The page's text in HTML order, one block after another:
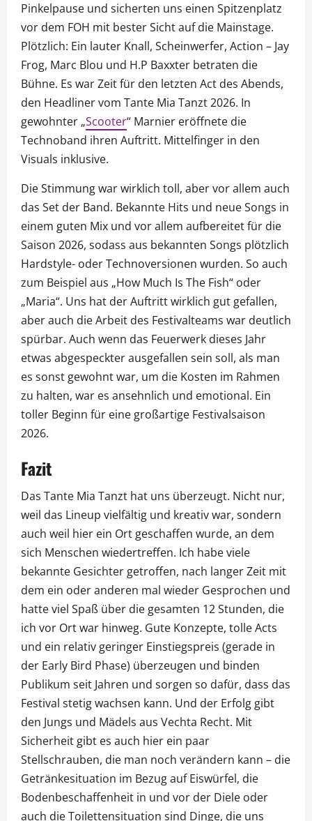
Pinkelpause und sicherten uns einen Spitzenplatz
vor dem FOH mit bester Sicht auf die Mainstage.
Plötzlich: Ein lauter Knall, Scheinwerfer, Action – Jay
Frog, Marc Blou und H.P Baxxter betraten die
Bühne. Es war Zeit für den letzten Act des Abends,
den Headliner vom Tante Mia Tanzt 2026. In
gewohnter „Scooter“ Marnier eröffnete die
Technoband ihren Auftritt. Mittelfinger in den
Visuals inklusive.
Die Stimmung war wirklich toll, aber vor allem auch
das Set der Band. Bekannte Hits und neue Songs in
einem guten Mix und vor allem aufbereitet für die
Saison 2026, sodass aus bekannten Songs plötzlich
Hardstyle- oder Technoversionen wurden. So auch
zum Beispiel aus „How Much Is The Fish“ oder
„Maria“. Uns hat der Auftritt wirklich gut gefallen,
aber auch die Arbeit des Festivalteams war deutlich
spürbar. Auch wenn das Feuerwerk dieses Jahr
etwas abgespeckter ausgefallen sein soll, als man
es sonst gewohnt war, um die Kosten im Rahmen
zu halten, war es ansehnlich und emotional. Ein
toller Beginn für eine großartige Festivalsaison
2026.
Fazit
Das Tante Mia Tanzt hat uns überzeugt. Nicht nur,
weil das Lineup vielfältig und kreativ war, sondern
auch weil hier ein Ort geschaffen wurde, an dem
sich Menschen wiedertreffen. Ich habe viele
bekannte Gesichter getroffen, nach langer Zeit mit
dem ein oder anderen mal wieder Gesprochen und
hatte viel Spaß über die gesamten 12 Stunden, die
ich vor Ort war hinweg. Gute Konzepte, tolle Acts
und ein relativ geringer Einstiegspreis (gerade in
der Early Bird Phase) überzeugen und binden
Publikum seit Jahren und sorgen so dafür, dass das
Festival stetig wachsen kann. Und der Erfolg gibt
den Jungs und Mädels aus Vechta Recht. Mit
Sicherheit gibt es auch hier ein paar
Stellschrauben, die man noch verändern kann – die
Getränkesituation im Bezug auf Eiswürfel, die
Bodenbeschaffenheit in und vor der Diele oder
auch die Toilettensituation sind Dinge, die uns